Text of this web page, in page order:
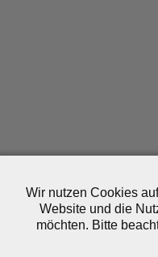
Wir nutzen Cookies
Website und die
möchten. Bitte